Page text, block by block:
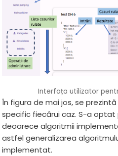
Interfața utilizator
În figura de mai jos, se
specific fiecărui caz. S-a
deoarece algoritmii
astfel generalizarea
implementat.